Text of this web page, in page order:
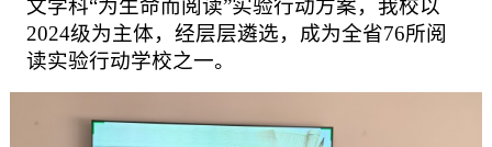
文学科“为生命而阅读”实验行动方案，我校以
2024级为主体，经层层遴选，成为全省76所阅
读实验行动学校之一。